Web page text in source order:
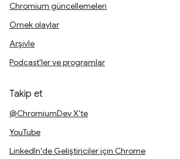
Chromium güncellemeleri
Örnek olaylar
Arşivle
Podcast'ler ve programlar
Takip et
@ChromiumDev X'te
YouTube
LinkedIn'de Geliştiriciler için Chrome